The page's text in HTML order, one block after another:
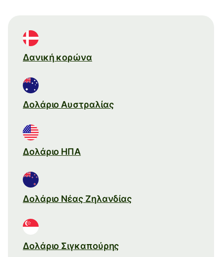
Δανική κορώνα
Δολάριο Αυστραλίας
Δολάριο ΗΠΑ
Δολάριο Νέας Ζηλανδίας
Δολάριο Σιγκαπούρης